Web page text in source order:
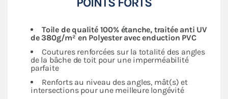
Toile de qualité 100% étanche, traitée anti UV
de 380g/m² en Polyester avec enduction PVC
Coutures renforcées sur la totalité des angles
de la bâche de toit pour une imperméabilité
parfaite
Renforts au niveau des angles, mât(s) et
intersections pour une meilleure longévité